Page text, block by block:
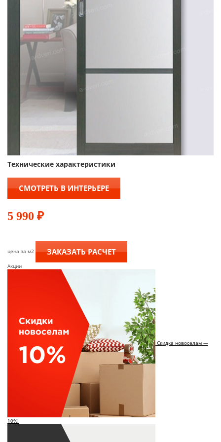
Технические характеристики
СМОТРЕТЬ В ИНТЕРЬЕРЕ
5 990 ₽
цена за м2 ЗАКАЗАТЬ РАСЧЕТ
Акции
Скидка новоселам —
10%!